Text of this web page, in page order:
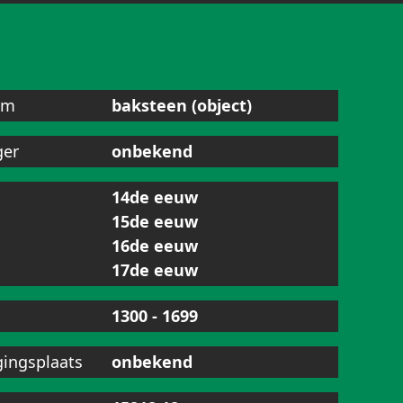
baksteen (object)
onbekend
14de eeuw
15de eeuw
16de eeuw
17de eeuw
1300 - 1699
onbekend